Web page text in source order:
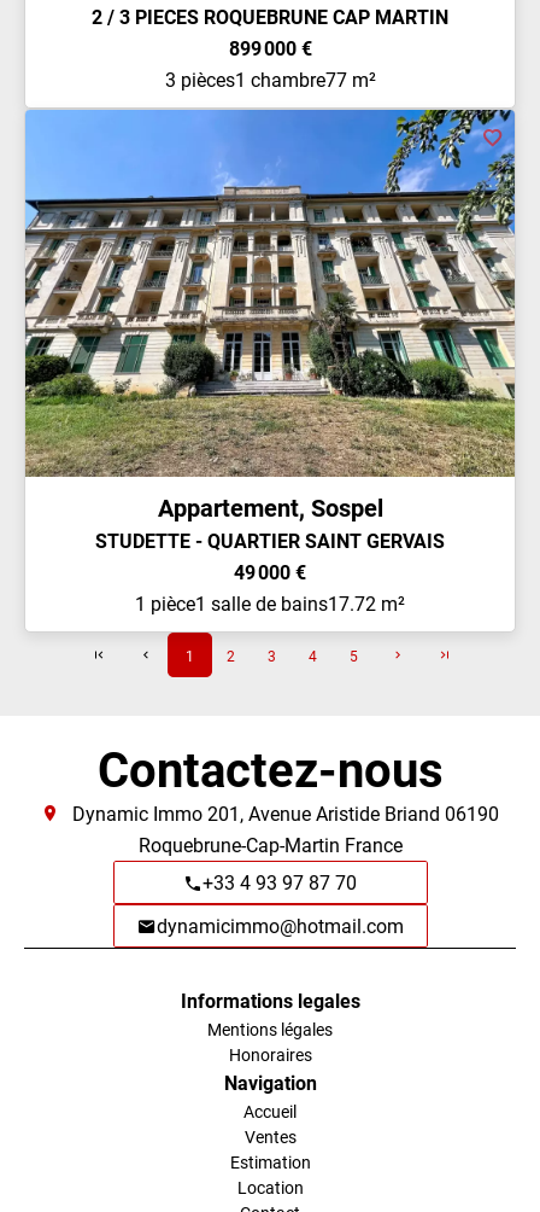
2 / 3 PIECES ROQUEBRUNE CAP MARTIN
899 000 €
3 pièces1 chambre77 m²
Appartement, Sospel
STUDETTE - QUARTIER SAINT GERVAIS
49 000 €
1 pièce1 salle de bains17.72 m²
1 2 3 4 5
Contactez-nous
Dynamic Immo201, Avenue Aristide Briand 06190
Roquebrune-Cap-Martin France
+33 4 93 97 87 70
dynamicimmo@hotmail.com
Informations legales
Mentions légales
Honoraires
Navigation
Accueil
Ventes
Estimation
Location